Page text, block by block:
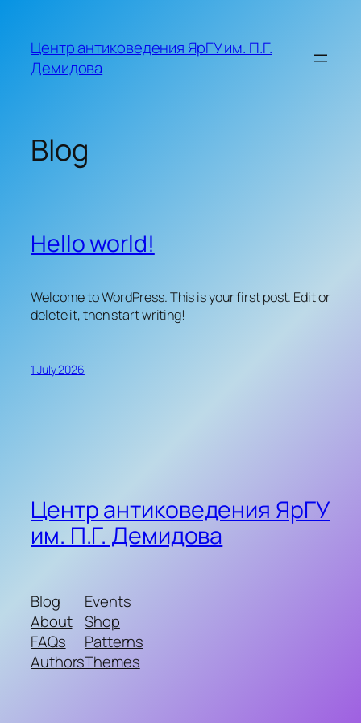
content
Центр антиковедения ЯрГУ им. П.Г.
Демидова
Blog
Hello world!
Welcome to WordPress. This is your first post. Edit or
delete it, then start writing!
1 July 2026
Центр антиковедения ЯрГУ
им. П.Г. Демидова
Blog
About
FAQs
Authors
Events
Shop
Patterns
Themes